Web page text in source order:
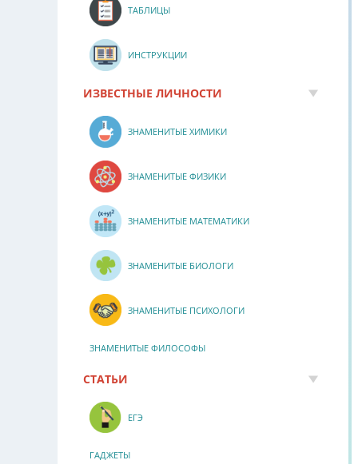
ТАБЛИЦЫ
ИНСТРУКЦИИ
ИЗВЕСТНЫЕ ЛИЧНОСТИ
ЗНАМЕНИТЫЕ ХИМИКИ
ЗНАМЕНИТЫЕ ФИЗИКИ
ЗНАМЕНИТЫЕ МАТЕМАТИКИ
ЗНАМЕНИТЫЕ БИОЛОГИ
ЗНАМЕНИТЫЕ ПСИХОЛОГИ
ЗНАМЕНИТЫЕ ФИЛОСОФЫ
СТАТЬИ
ЕГЭ
ГАДЖЕТЫ